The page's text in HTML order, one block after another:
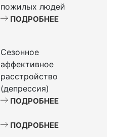
пожилых людей
ПОДРОБНЕЕ
Сезонное
аффективное
расстройство
(депрессия)
ПОДРОБНЕЕ
ПОДРОБНЕЕ